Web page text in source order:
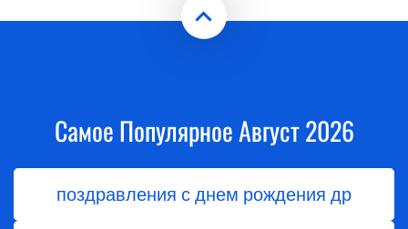
Самое Популярное Август 2026
поздравления с днем рождения др